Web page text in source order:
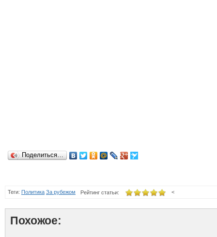
Поделиться…
Теги: Политика За рубежом <
Рейтинг статьи:
Похожое: